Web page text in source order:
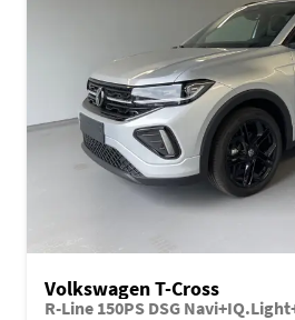
Volkswagen T-Cross